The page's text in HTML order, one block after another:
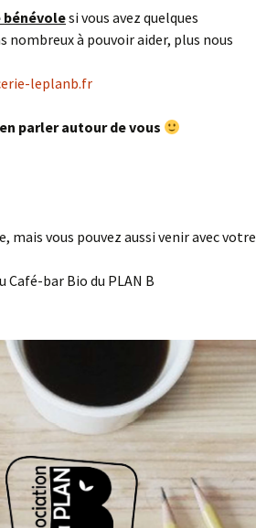
bénévolesi vous avez quelques
nombreux à pouvoir aider, plus nous
leplanb.fr
parler autour de vous
mais vous pouvez aussi venir avec votre
Café-bar Bio du PLAN B